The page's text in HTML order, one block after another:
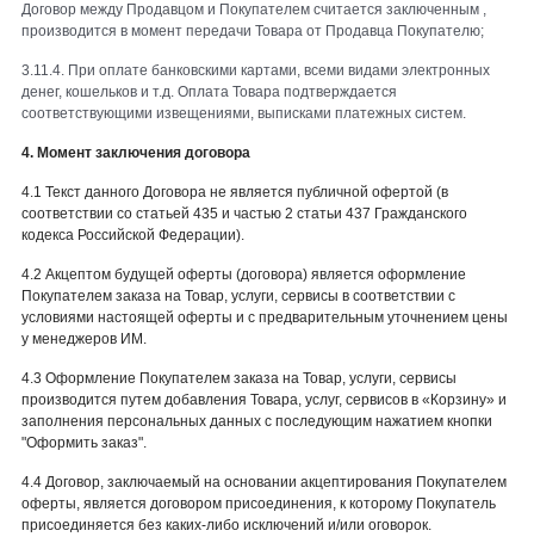
Договор между Продавцом и Покупателем считается заключенным ,
производится в момент передачи Товара от Продавца Покупателю;
3.11.4. При оплате банковскими картами, всеми видами электронных
денег, кошельков и т.д. Оплата Товара подтверждается
соответствующими извещениями, выписками платежных систем.
4. Момент заключения договора
4.1 Текст данного Договора не является публичной офертой (в
соответствии со статьей 435 и частью 2 статьи 437 Гражданского
кодекса Российской Федерации).
4.2 Акцептом будущей оферты (договора) является оформление
Покупателем заказа на Товар, услуги, сервисы в соответствии с
условиями настоящей оферты и с предварительным уточнением цены
у менеджеров ИМ.
4.3 Оформление Покупателем заказа на Товар, услуги, сервисы
производится путем добавления Товара, услуг, сервисов в «Корзину» и
заполнения персональных данных с последующим нажатием кнопки
"Оформить заказ".
4.4 Договор, заключаемый на основании акцептирования Покупателем
оферты, является договором присоединения, к которому Покупатель
присоединяется без каких-либо исключений и/или оговорок.